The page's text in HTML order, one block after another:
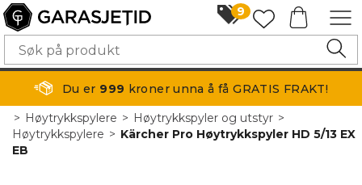
9
Du er 999 kroner unna å få GRATIS FRAKT!
> Høytrykkspylere> Høytrykkspyler og utstyr>
Høytrykkspylere>Kärcher Pro Høytrykkspyler HD 5/13 EX
EB